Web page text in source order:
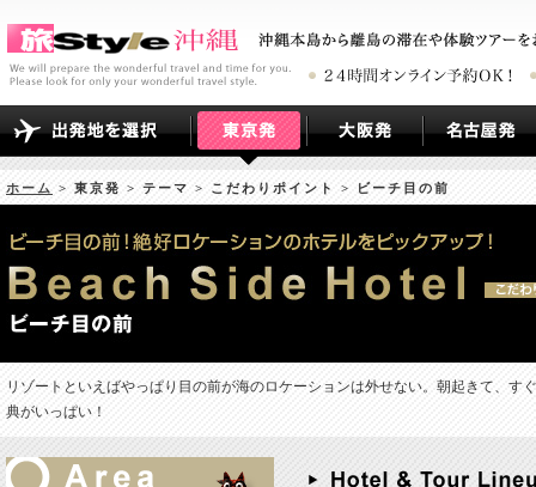
ホーム > 東京発 > テーマ > こだわりポイント > ビーチ目の前
リゾートといえばやっぱり目の前が海のロケーションは外せない。朝起きて、
典がいっぱい！